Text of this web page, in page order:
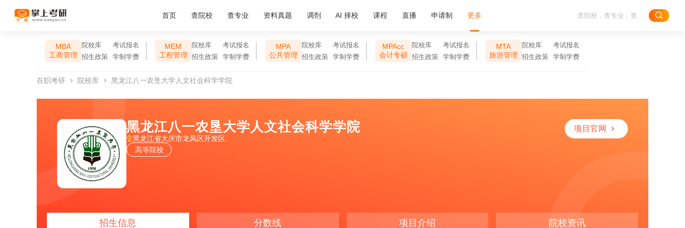
首页 查院校 查专业 资料真题 调剂 AI 择校 课程 直播 申请制 更多
MBA
工商管理
院校库
考试报名
招生政策
学制学费
MEM
工程管理
院校库
考试报名
招生政策
学制学费
MPA
公共管理
院校库
考试报名
招生政策
学制学费
MPAcc
会计专硕
院校库
考试报名
招生政策
学制学费
MTA
旅游管理
院校库
考试报名
招生政策
学制学费
在职考研 院校库 黑龙江八一农垦大学人文社会科学学院
黑龙江八一农垦大学人文社会科学学院
黑龙江省大庆市龙凤区开发区
高等院校
项目官网
招生信息 分数线 项目介绍 院校资讯